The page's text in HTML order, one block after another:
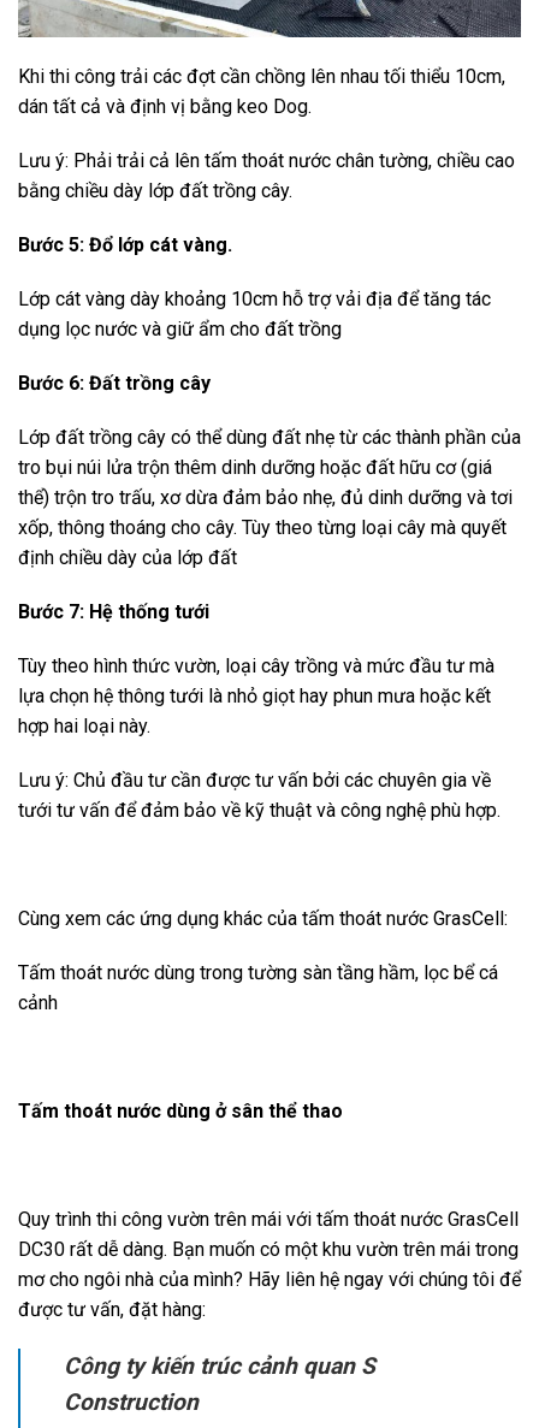
Khi thi công trải các đợt cần chồng lên nhau tối thiểu 10cm,
dán tất cả và định vị bằng keo Dog.
Lưu ý: Phải trải cả lên tấm thoát nước chân tường, chiều cao
bằng chiều dày lớp đất trồng cây.
Bước 5: Đổ lớp cát vàng.
Lớp cát vàng dày khoảng 10cm hỗ trợ vải địa để tăng tác
dụng lọc nước và giữ ẩm cho đất trồng
Bước 6: Đất trồng cây
Lớp đất trồng cây có thể dùng đất nhẹ từ các thành phần của
tro bụi núi lửa trộn thêm dinh dưỡng hoặc đất hữu cơ (giá
thể) trộn tro trấu, xơ dừa đảm bảo nhẹ, đủ dinh dưỡng và tơi
xốp, thông thoáng cho cây. Tùy theo từng loại cây mà quyết
định chiều dày của lớp đất
Bước 7: Hệ thống tưới
Tùy theo hình thức vườn, loại cây trồng và mức đầu tư mà
lựa chọn hệ thông tưới là nhỏ giọt hay phun mưa hoặc kết
hợp hai loại này.
Lưu ý: Chủ đầu tư cần được tư vấn bởi các chuyên gia về
tưới tư vấn để đảm bảo về kỹ thuật và công nghệ phù hợp.
Cùng xem các ứng dụng khác của tấm thoát nước GrasCell:
Tấm thoát nước dùng trong tường sàn tầng hầm, lọc bể cá
cảnh
Tấm thoát nước dùng ở sân thể thao
Quy trình thi công vườn trên mái với tấm thoát nước GrasCell
DC30 rất dễ dàng. Bạn muốn có một khu vườn trên mái trong
mơ cho ngôi nhà của mình? Hãy liên hệ ngay với chúng tôi để
được tư vấn, đặt hàng:
Công ty kiến trúc cảnh quan S
Construction